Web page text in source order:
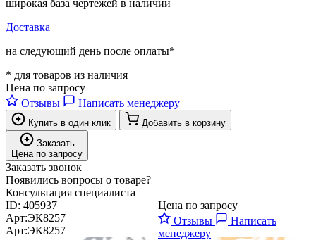
широкая база чертежей в наличии
Доставка
на следующий день после оплаты*
* для товаров из наличия
Цена по запросу
Отзывы
Написать менеджеру
Купить в один клик
Добавить в корзину
Заказать
Цена по запросу
Заказать звонок
Появились вопросы о товаре?
Консультация специалиста
ID: 405937
Арт:ЭК8257
Арт:ЭК8257
Цена по запросу
Отзывы
Написать
менеджеру